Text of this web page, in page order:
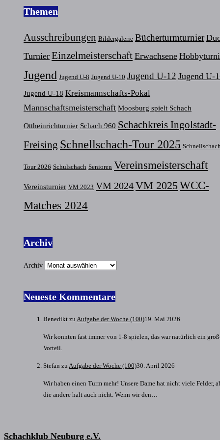
Themen
Ausschreibungen Bildergalerie Bücherturmturnier
Turnier Einzelmeisterschaft Erwachsene
Jugend Jugend U-8 Jugend U-10 Jugend U-12 Jugend U-
Jugend U-18 Kreismannschafts-Pokal
Mannschaftsmeisterschaft Moosburg spielt Schach
Ottheinrichturnier Schach 960 Schachkreis Ingolstadt-
Freising Schnellschach-Tour 2025
Tour 2026 Schulschach Senioren Vereinsmeisterschaft
Vereinsturnier VM 2023 VM 2024VM 2025 WCC-
Matches 2024
Archiv
Archiv
Neueste Kommentare
Benedikt zu Aufgabe der Woche (100)19. Mai 2026
Wir konnten fast immer von 1-8 spielen, das war natürlich ein
Vorteil.
Stefan zu Aufgabe der Woche (100)30. April 2026
Wir haben einen Turm mehr! Unsere Dame hat nicht viele Felder,
die andere halt auch nicht. Wenn wir den…
Schachklub Neuburg e.V.